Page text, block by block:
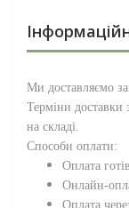
Ми доставляємо
Терміни доставки
на складі.
Способи оплати:
Оплата
Онлайн-
Оплата